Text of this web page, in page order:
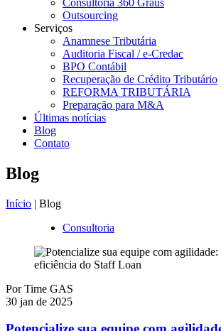
Consultoria 360 Graus
Outsourcing
Serviços
Anamnese Tributária
Auditoria Fiscal / e-Credac
BPO Contábil
Recuperação de Crédito Tributário
REFORMA TRIBUTÁRIA
Preparação para M&A
Últimas notícias
Blog
Contato
Blog
Início | Blog
Consultoria
PorTime GAS
30 jan de 2025